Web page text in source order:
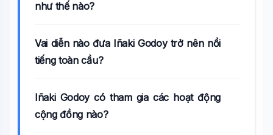
như thế nào?
Vai diễn nào đưa Iñaki Godoy trở nên nổi
tiếng toàn cầu?
Iñaki Godoy có tham gia các hoạt động
cộng đồng nào?